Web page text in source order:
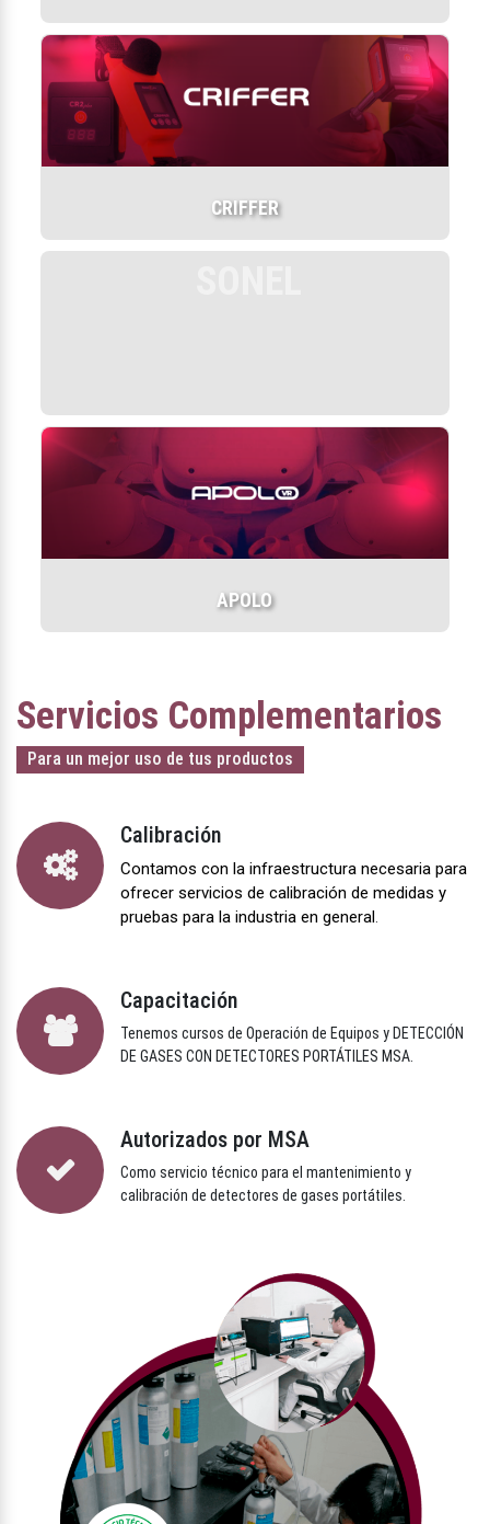
CRIFFER
APOLO
Servicios Complementarios
Para un mejor uso de tus productos
Calibración
Contamos con la infraestructura necesaria para
ofrecer servicios de calibración de medidas y
pruebas para la industria en general.
Capacitación
Tenemos cursos de Operación de Equipos y DETECCIÓN
DE GASES CON DETECTORES PORTÁTILES MSA.
Autorizados por MSA
Como servicio técnico para el mantenimiento y
calibración de detectores de gases portátiles.